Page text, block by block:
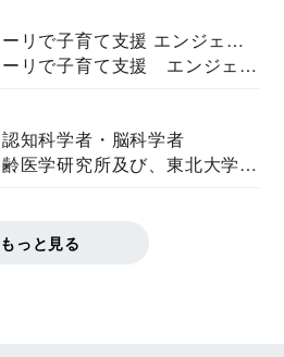
リで子育て支援 エンジェル
所所長
リで子育て支援 エンジェル
知科学者・脳科学者
医学研究所及び、東北大学大
もっと見る